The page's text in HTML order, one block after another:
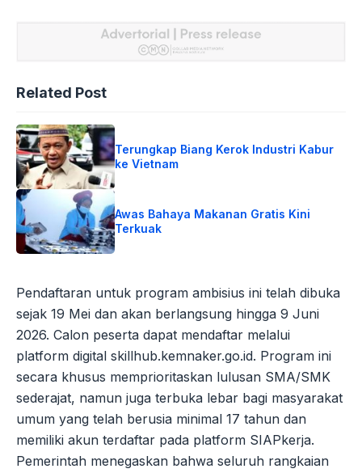
Related Post
Terungkap Biang Kerok Industri Kabur
ke Vietnam
Awas Bahaya Makanan Gratis Kini
Terkuak
Pendaftaran untuk program ambisius ini telah dibuka
sejak 19 Mei dan akan berlangsung hingga 9 Juni
2026. Calon peserta dapat mendaftar melalui
platform digital skillhub.kemnaker.go.id. Program ini
secara khusus memprioritaskan lulusan SMA/SMK
sederajat, namun juga terbuka lebar bagi masyarakat
umum yang telah berusia minimal 17 tahun dan
memiliki akun terdaftar pada platform SIAPkerja.
Pemerintah menegaskan bahwa seluruh rangkaian